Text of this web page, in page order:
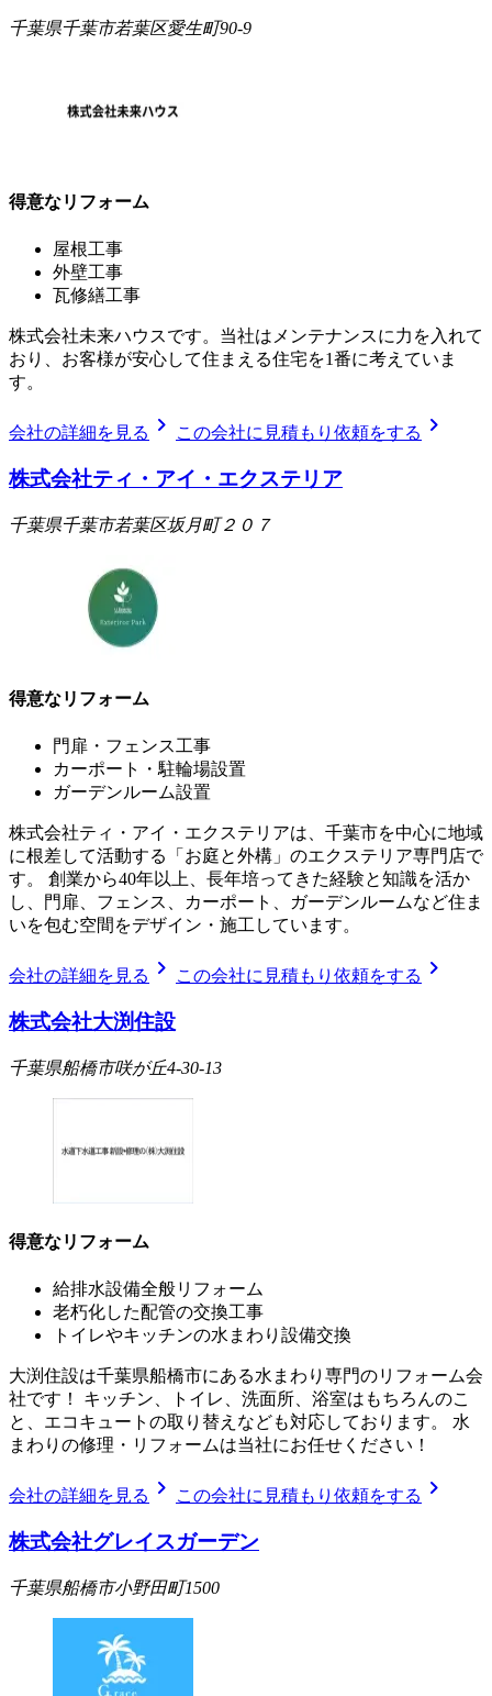
千葉県千葉市若葉区愛生町90-9
得意なリフォーム
屋根工事
外壁工事
瓦修繕工事
株式会社未来ハウスです。当社はメンテナンスに力を入れて
おり、お客様が安心して住まえる住宅を1番に考えていま
す。
会社の詳細を見る chevron_right この会社に見積もり依頼をする chevron_right
株式会社ティ・アイ・エクステリア
千葉県千葉市若葉区坂月町２０７
得意なリフォーム
門扉・フェンス工事
カーポート・駐輪場設置
ガーデンルーム設置
株式会社ティ・アイ・エクステリアは、千葉市を中心に地域
に根差して活動する「お庭と外構」のエクステリア専門店で
す。 創業から40年以上、長年培ってきた経験と知識を活か
し、門扉、フェンス、カーポート、ガーデンルームなど住ま
いを包む空間をデザイン・施工しています。
会社の詳細を見る chevron_right この会社に見積もり依頼をする chevron_right
株式会社大渕住設
千葉県船橋市咲が丘4-30-13
得意なリフォーム
給排水設備全般リフォーム
老朽化した配管の交換工事
トイレやキッチンの水まわり設備交換
大渕住設は千葉県船橋市にある水まわり専門のリフォーム会
社です！ キッチン、トイレ、洗面所、浴室はもちろんのこ
と、エコキュートの取り替えなども対応しております。 水
まわりの修理・リフォームは当社にお任せください！
会社の詳細を見る chevron_right この会社に見積もり依頼をする chevron_right
株式会社グレイスガーデン
千葉県船橋市小野田町1500